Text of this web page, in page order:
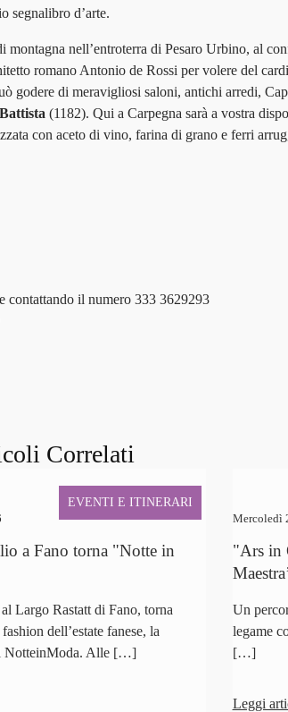
segnalibro d’arte.
nell’entroterra di Pesaro Urbino, al
romano Antonio de Rossi per volere del
godere di meravigliosi saloni, antichi arredi,
(1182). Qui a Carpegna sarà a vostra
con aceto di vino, farina di grano e ferri
contattando il numero 333 3629293
Correlati
EVENTI E ITINERARI
a Fano torna "Notte in
Largo Rastatt di Fano, torna
dell’estate fanese, la
NotteinModa. Alle […]
Mercoledì
"Ars in
Un
legame
[…]
Leggi